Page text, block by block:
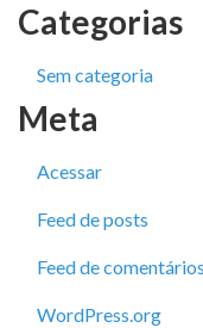
Categorias
Sem categoria
Meta
Acessar
Feed de posts
Feed de comentários
WordPress.org